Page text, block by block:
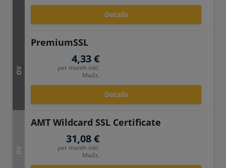
Details
OV
PremiumSSL
4,33 €
per month inkl.
MwSt.
Details
DV
AMT Wildcard SSL Certificate
31,08 €
per month inkl.
MwSt.